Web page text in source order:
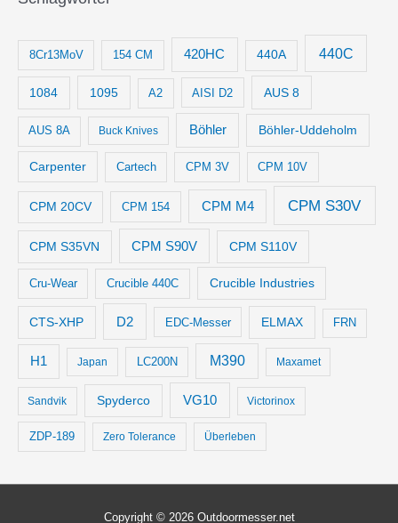
8Cr13MoV 154 CM 420HC 440A 440C
1084 1095 A2 AISI D2 AUS 8
AUS 8A Buck Knives Böhler Böhler-Uddeholm
Carpenter Cartech CPM 3V CPM 10V
CPM 20CV CPM 154 CPM M4 CPM S30V
CPM S35VN CPM S90V CPM S110V
Cru-Wear Crucible 440C Crucible Industries
CTS-XHP D2 EDC-Messer ELMAX FRN
H1 Japan LC200N M390 Maxamet
Sandvik Spyderco VG10 Victorinox
ZDP-189 Zero Tolerance Überleben
Copyright © 2026 Outdoormesser.net